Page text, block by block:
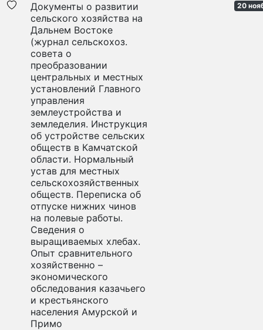
Документы о развитии
сельского хозяйства на
Дальнем Востоке
(журнал сельскохоз.
совета о
преобразовании
центральных и местных
установлений Главного
управления
землеустройства и
земледелия. Инструкция
об устройстве сельских
обществ в Камчатской
области. Нормальный
устав для местных
сельскохозяйственных
обществ. Переписка об
отпуске нижних чинов
на полевые работы.
Сведения о
выращиваемых хлебах.
Опыт сравнительного
хозяйственно –
экономического
обследования казачьего
и крестьянского
населения Амурской и
Примо
20